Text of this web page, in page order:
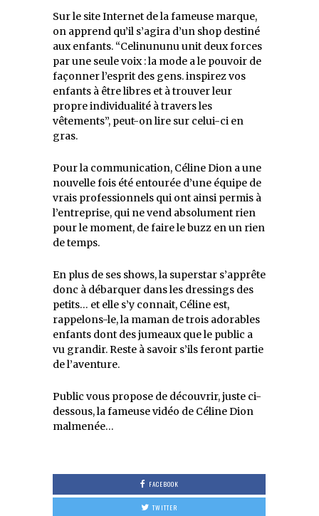
Sur le site Internet de la fameuse marque,
on apprend qu’il s’agira d’un shop destiné
aux enfants. “Celinununu unit deux forces
par une seule voix : la mode a le pouvoir de
façonner l’esprit des gens. inspirez vos
enfants à être libres et à trouver leur
propre individualité à travers les
vêtements”, peut-on lire sur celui-ci en
gras.
Pour la communication, Céline Dion a une
nouvelle fois été entourée d’une équipe de
vrais professionnels qui ont ainsi permis à
l’entreprise, qui ne vend absolument rien
pour le moment, de faire le buzz en un rien
de temps.
En plus de ses shows, la superstar s’apprête
donc à débarquer dans les dressings des
petits… et elle s’y connait, Céline est,
rappelons-le, la maman de trois adorables
enfants dont des jumeaux que le public a
vu grandir. Reste à savoir s’ils feront partie
de l’aventure.
Public vous propose de découvrir, juste ci-
dessous, la fameuse vidéo de Céline Dion
malmenée…
FACEBOOK
TWITTER